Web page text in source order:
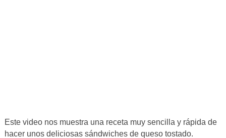
Este video nos muestra una receta muy sencilla y rápida de
hacer unos deliciosas sándwiches de queso tostado.